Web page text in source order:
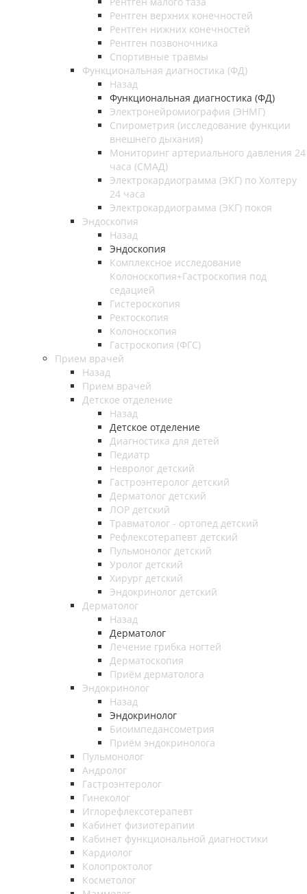
Рентген верхних конечностей
Рентген нижних конечностей
Рентген позвоночника
Спортивные травмы
Функциональная диагностика (ФД)
Назад
Функциональная диагностика (ФД)
Электронейромиография (ЭНМГ)
Спирометрия (исследование функции
внешнего дыхания)
Мониторинг артериального давления 24
часа (СМАД)
Электрокардиограмма (ЭКГ) по Холтеру
24 часа
Электрокардиограмма (ЭКГ) покоя
Эндоскопия
Назад
Эндоскопия
Комплексное исследование
Колоноскопия+Гастроскопия под
седацией
Гистероскопия
Ректоскопия
Колоноскопия
Гастроскопия (ФГС)
Прием врачей
Назад
Прием врачей
Детское отделение
Назад
Детское отделение
Диагностика для детей
Педиатр
Невролог детский
Гастроэнтеролог детский
Дерматолог детский
ЛОР детский
Травматолог - ортопед детский
Рефлексотерапевт детский
Пульмонолог детский
Уролог детский
Хирург детский
Эндокринолог детский
Дерматолог
Назад
Дерматолог
Лечение грибка ногтей
Дерматоскопия
Приём дерматолога
Эндокринолог
Назад
Эндокринолог
Биоимпедансометрия
Приём эндокринолога
Пульмонолог
Андролог
Гастроэнтеролог
Гинеколог
Иглорефлексотерапевт
Кабинет физиотерапии
Кабинет функциональной диагностики
Кардиолог
Колопроктолог
Косметолог